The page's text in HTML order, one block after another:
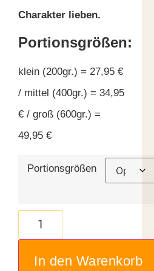
Charakter lieben.
Portionsgrößen:
klein (200gr.) = 27,95 €
/ mittel (400gr.) = 34,95
€ / groß (600gr.) =
49,95 €
Portionsgrößen
In den Warenkorb